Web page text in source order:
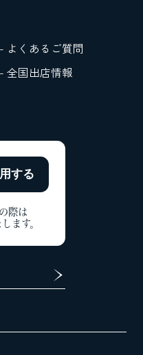
- よくあるご質問
- 全国出店情報
する
際は
ます。